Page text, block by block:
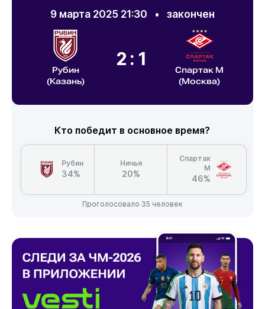
9 марта 2025 21:30 • закончен
Рубин
(Казань)
2:1
Спартак М
(Москва)
Кто победит в основное время?
Рубин
34%
Ничья
20%
Спартак
М
46%
Проголосовало 35 человек